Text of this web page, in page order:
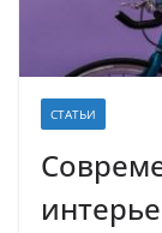
СТАТЬИ